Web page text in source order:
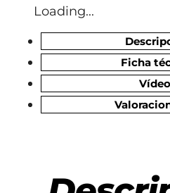
Loading...
Ficha